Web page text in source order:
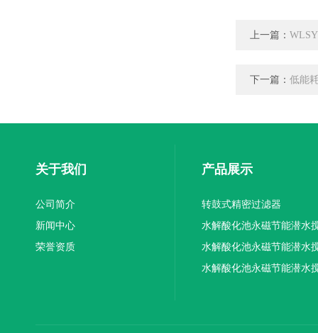
上一篇：
下一篇： 低能
关于我们
公司简介
新闻中心
荣誉资质
产品展示
转鼓式精密过滤器
水解酸化池永磁节能潜水
机厂家供应
水解酸化池永磁节能潜水
机厂家直销
水解酸化池永磁节能潜水